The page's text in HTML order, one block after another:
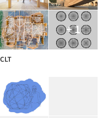
+ 1
CLT